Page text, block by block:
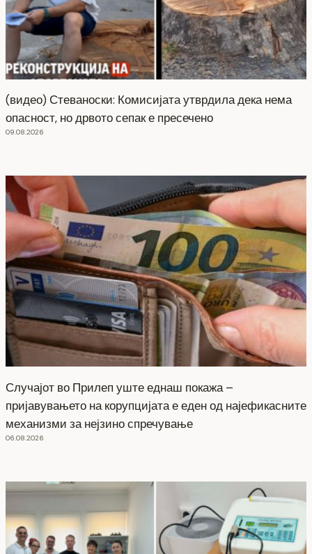
(видео) Стеваноски: Комисијата утврдила дека нема
опасност, но дрвото сепак е пресечено
09.08.2026
Случајот во Прилеп уште еднаш покажа –
пријавувањето на корупцијата е еден од најефикасните
механизми за нејзино спречување
06.08.2026